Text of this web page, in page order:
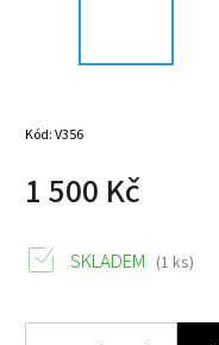
Kód:V356
1 500 Kč
SKLADEM (1 ks)